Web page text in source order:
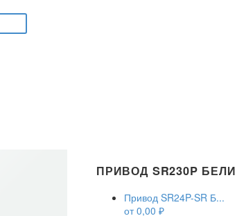
ПРИВОД SR230P
Привод SR24P-SR Б...
от0,00 ₽